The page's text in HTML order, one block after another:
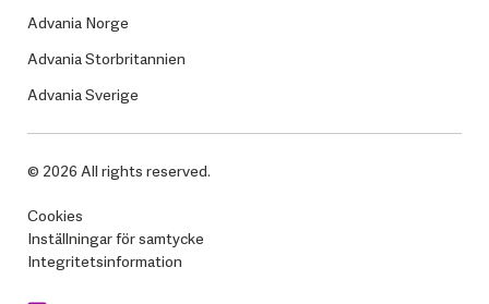
Advania Norge
Advania Storbritannien
Advania Sverige
© 2026 All rights reserved.
Cookies
Inställningar för samtycke
Integritetsinformation